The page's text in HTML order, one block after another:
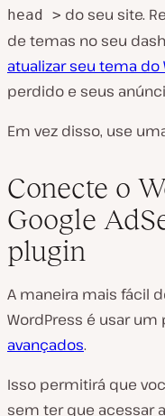
head > do seu site.
de temas no seu
atualizar seu tema do
perdido e seus
Em vez disso, use
Conecte o
Google
plugin
A maneira mais fácil
WordPress é usar
avançados.
Isso permitirá que
sem ter que acessar